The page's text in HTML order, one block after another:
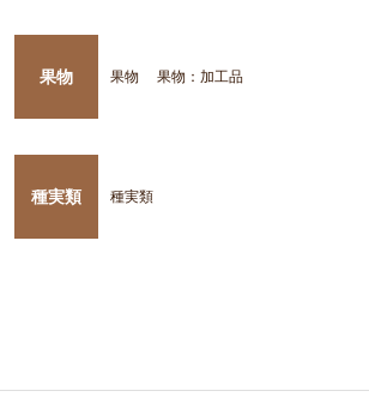
果物 果物 果物：加工品
種実類 種実類